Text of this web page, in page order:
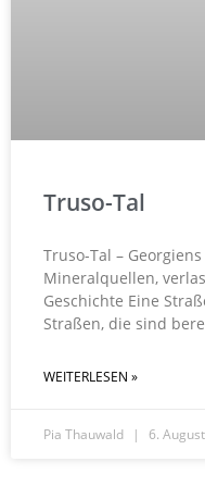
Truso-Tal
Truso-Tal –
Mineralquellen,
Geschichte Eine
Straßen, die sind
WEITERLESEN »
Pia Thauwald 6.